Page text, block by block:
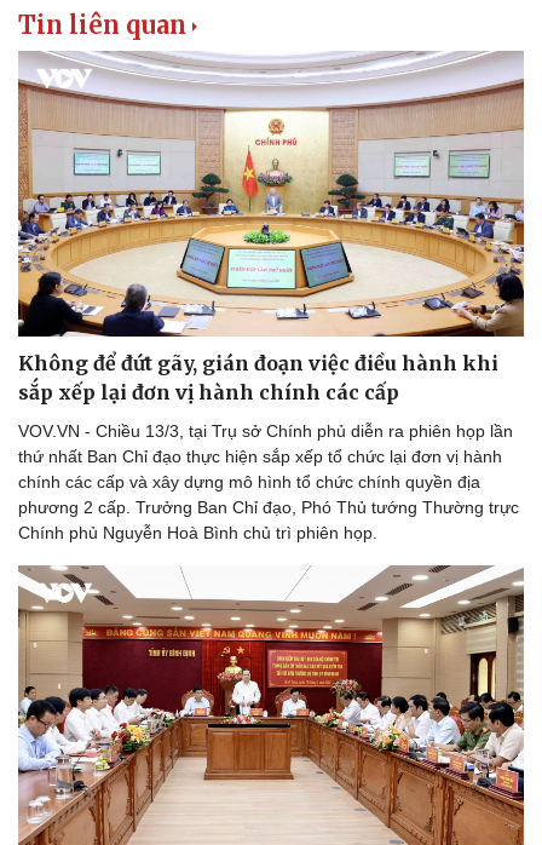
Văn hóa
Sân khấu - Điện ảnh
Văn học
Âm nhạc
Di sản
Giải trí
Nghệ sĩ
Thời trang
Sao Việt
Tin liên quan
Không để đứt gãy, gián đoạn việc điều hành khi
sắp xếp lại đơn vị hành chính các cấp
VOV.VN - Chiều 13/3, tại Trụ sở Chính phủ diễn ra phiên họp lần
thứ nhất Ban Chỉ đạo thực hiện sắp xếp tổ chức lại đơn vị hành
chính các cấp và xây dựng mô hình tổ chức chính quyền địa
phương 2 cấp. Trưởng Ban Chỉ đạo, Phó Thủ tướng Thường trực
Chính phủ Nguyễn Hoà Bình chủ trì phiên họp.